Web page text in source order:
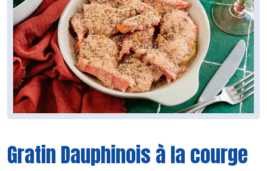
Gratin Dauphinois à la courge